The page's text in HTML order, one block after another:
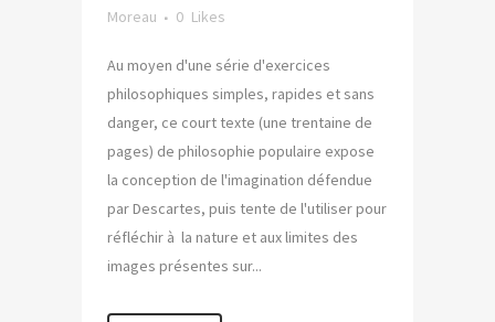
Moreau
0 Likes
Au moyen d'une série d'exercices
philosophiques simples, rapides et sans
danger, ce court texte (une trentaine de
pages) de philosophie populaire expose
la conception de l'imagination défendue
par Descartes, puis tente de l'utiliser pour
réfléchir à la nature et aux limites des
images présentes sur...